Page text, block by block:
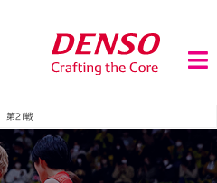
第21戦